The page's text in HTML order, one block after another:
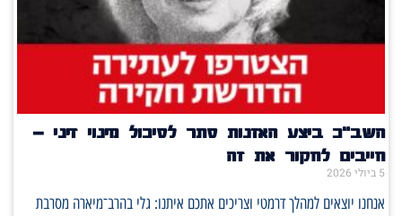
השב"כ ביצע האזנות סתר לסיכול מינוי זיני –
חייבים לחקור את זה
5 ביולי 2026
אנחנו יוצאים למהלך דרמטי וצריכים אתכם איתנו: גלי בהרב־מיארה מסרבת